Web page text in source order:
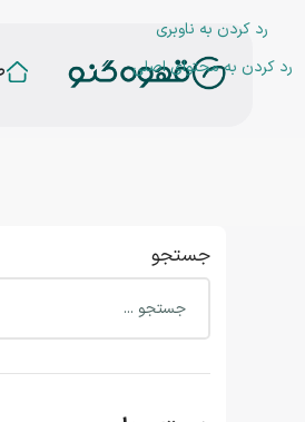
رد کردن به ناوبری
رد کردن به محتوای اصلی
جستجو